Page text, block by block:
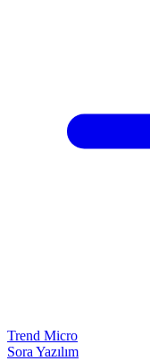
Trend Micro
Sora Yazılım